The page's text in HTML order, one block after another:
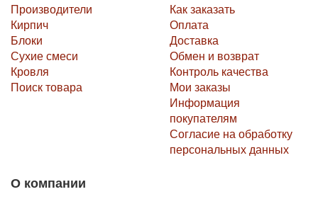
Производители
Кирпич
Блоки
Сухие смеси
Кровля
Поиск товара
Как заказать
Оплата
Доставка
Обмен и возврат
Контроль качества
Мои заказы
Информация
покупателям
Согласие на обработку
персональных данных
О компании